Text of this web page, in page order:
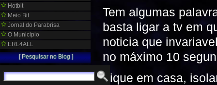
Tem algumas
basta ligar a tv em
noticia que
no máximo 10
Fique em casa,
Hotbit
Meio Bit
Jornal do Parabrisa
O Municipio
ERL4ALL
[ Pesquisar no Blog ]